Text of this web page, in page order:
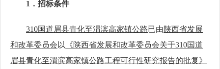
1．招标条件
310国道眉县青化至渭滨高家镇公路已由陕西省发展
和改革委员会 以 《陕西省发展和改革委员会关于310国道
眉县青化至渭滨高家镇公路工程可行性研究报告的批复》